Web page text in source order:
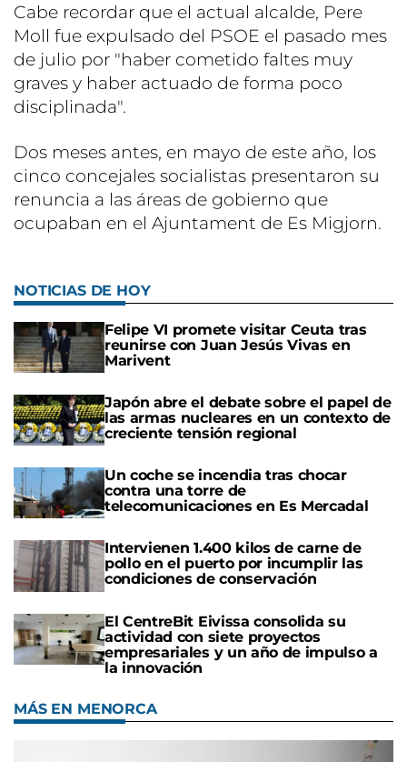
Cabe recordar que el actual alcalde, Pere
Moll fue expulsado del PSOE el pasado mes
de julio por "haber cometido faltes muy
graves y haber actuado de forma poco
disciplinada".
Dos meses antes, en mayo de este año, los
cinco concejales socialistas presentaron su
renuncia a las áreas de gobierno que
ocupaban en el Ajuntament de Es Migjorn.
NOTICIAS DE HOY
Felipe VI promete visitar Ceuta tras
reunirse con Juan Jesús Vivas en
Marivent
Japón abre el debate sobre el papel de
las armas nucleares en un contexto de
creciente tensión regional
Un coche se incendia tras chocar
contra una torre de
telecomunicaciones en Es Mercadal
Intervienen 1.400 kilos de carne de
pollo en el puerto por incumplir las
condiciones de conservación
El CentreBit Eivissa consolida su
actividad con siete proyectos
empresariales y un año de impulso a
la innovación
MÁS EN MENORCA